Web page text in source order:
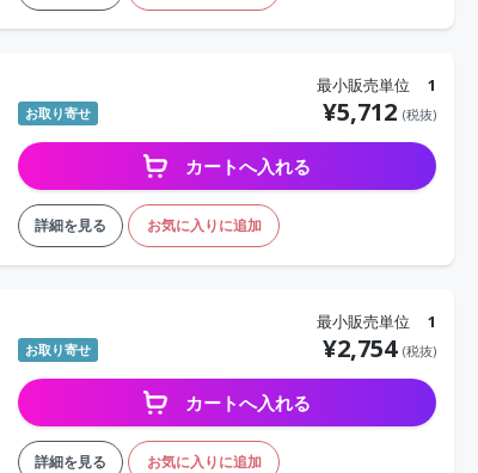
最小販売単位 1
お取り寄せ ¥5,712 (税抜)
カートへ入れる
詳細を見る お気に入りに追加
最小販売単位 1
お取り寄せ ¥2,754 (税抜)
カートへ入れる
詳細を見る お気に入りに追加